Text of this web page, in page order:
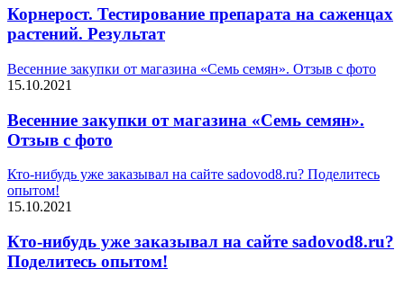
Корнерост. Тестирование препарата на саженцах
растений. Результат
Весенние закупки от магазина «Семь семян». Отзыв с фото
15.10.2021
Весенние закупки от магазина «Семь семян».
Отзыв с фото
Кто-нибудь уже заказывал на сайте sadovod8.ru? Поделитесь
опытом!
15.10.2021
Кто-нибудь уже заказывал на сайте sadovod8.ru?
Поделитесь опытом!